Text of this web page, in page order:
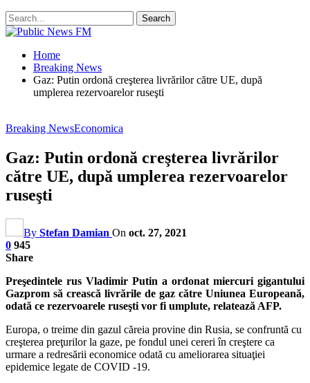
Home
Breaking News
Gaz: Putin ordonă creşterea livrărilor către UE, după
umplerea rezervoarelor ruseşti
Breaking NewsEconomica
Gaz: Putin ordonă creşterea livrărilor
către UE, după umplerea rezervoarelor
ruseşti
By Stefan Damian On oct. 27, 2021
0 945
Share
Preşedintele rus Vladimir Putin a ordonat miercuri gigantului
Gazprom să crească livrările de gaz către Uniunea Europeană,
odată ce rezervoarele ruseşti vor fi umplute, relatează AFP.
Europa, o treime din gazul căreia provine din Rusia, se confruntă cu
creşterea preţurilor la gaze, pe fondul unei cereri în creştere ca
urmare a redresării economice odată cu ameliorarea situaţiei
epidemice legate de COVID -19.